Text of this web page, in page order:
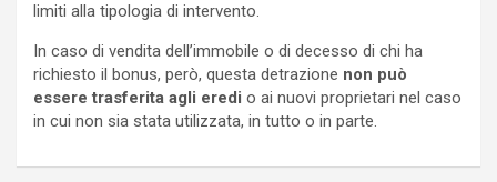
limiti alla tipologia di intervento.
In caso di vendita dell’immobile o di decesso di chi ha
richiesto il bonus, però, questa detrazione non può
essere trasferita agli eredi o ai nuovi proprietari nel caso
in cui non sia stata utilizzata, in tutto o in parte.